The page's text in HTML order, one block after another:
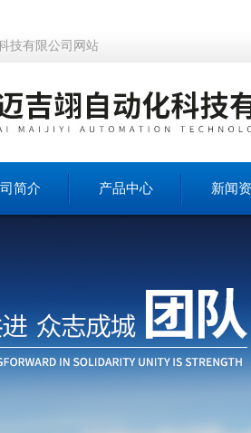
技有限公司网站
简介 产品中心 新闻